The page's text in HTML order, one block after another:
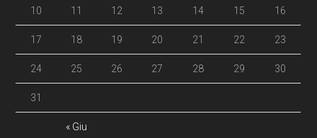
« Giu
10 11 12 13 14 15 16
17 18 19 20 21 22 23
24 25 26 27 28 29 30
31